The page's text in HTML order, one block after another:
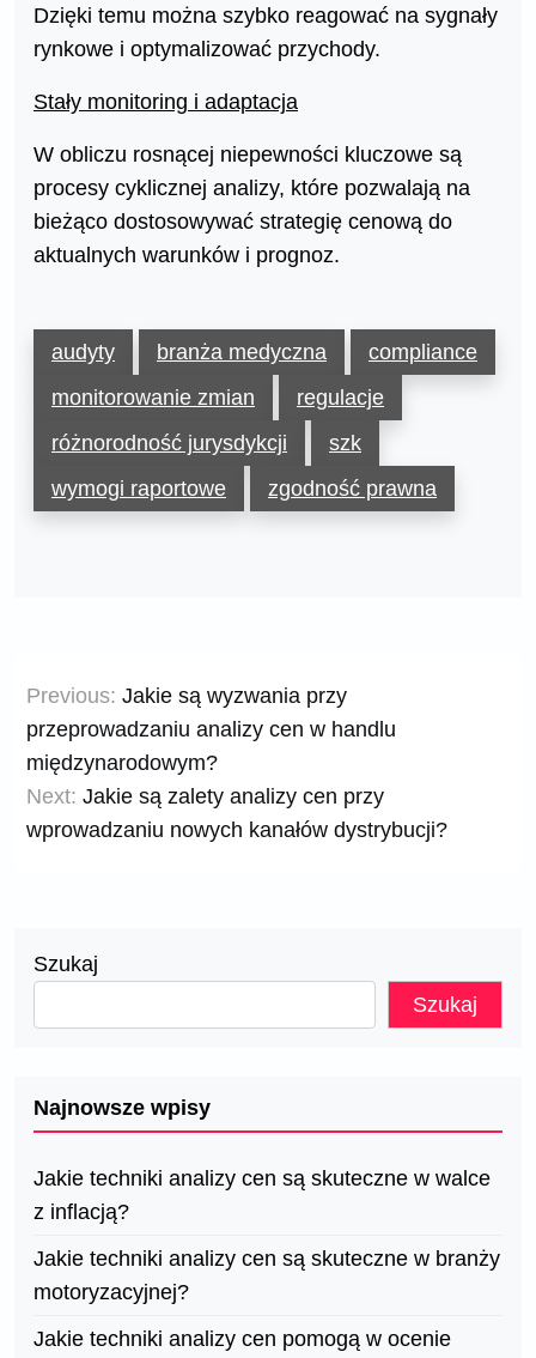
Dzięki temu można szybko reagować na sygnały
rynkowe i optymalizować przychody.
Stały monitoring i adaptacja
W obliczu rosnącej niepewności kluczowe są
procesy cyklicznej analizy, które pozwalają na
bieżąco dostosowywać strategię cenową do
aktualnych warunków i prognoz.
audyty branża medyczna
compliance
monitorowanie zmian
regulacje
różnorodność jurysdykcji
szk
wymogi raportowe
zgodność prawna
wpisu
Previous: Jakie są wyzwania przy
przeprowadzaniu analizy cen w handlu
międzynarodowym?
Next: Jakie są zalety analizy cen przy
wprowadzaniu nowych kanałów dystrybucji?
Szukaj
Szukaj
Najnowsze wpisy
Jakie techniki analizy cen są skuteczne w walce
z inflacją?
Jakie techniki analizy cen są skuteczne w branży
motoryzacyjnej?
Jakie techniki analizy cen pomogą w ocenie